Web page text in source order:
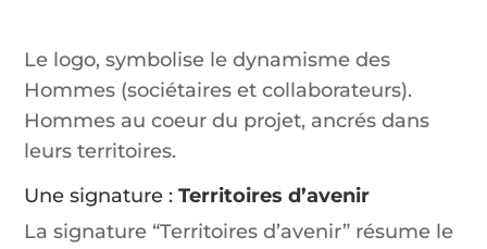
Le logo, symbolise le dynamisme des
Hommes (sociétaires et collaborateurs).
Hommes au coeur du projet, ancrés dans
leurs territoires.
Une signature :Territoires d’avenir
La signature “Territoires d’avenir” résume le